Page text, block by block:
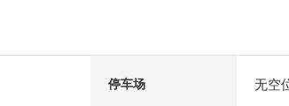
停车场 无空